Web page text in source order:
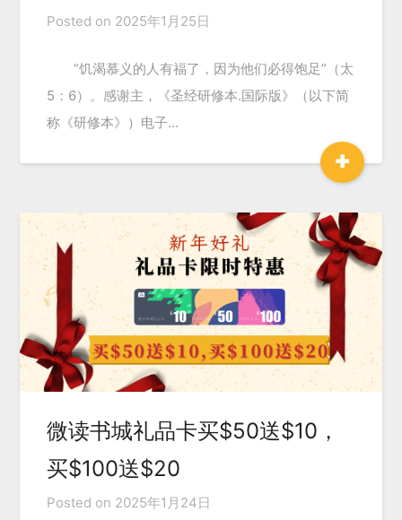
Posted on 2025年1月25日
“饥渴慕义的人有福了，因为他们必得饱足”（太
5：6）。感谢主，《圣经研修本.国际版》（以下简
称《研修本》）电子…
+
微读书城礼品卡买$50送$10，
买$100送$20
Posted on 2025年1月24日